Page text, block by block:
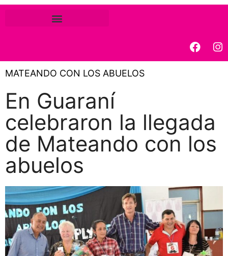
MATEANDO CON LOS ABUELOS
En Guaraní
celebraron la llegada
de Mateando con los
abuelos